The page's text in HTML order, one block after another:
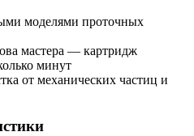
моделями проточных
мастера — картридж
минут
от механических частиц и